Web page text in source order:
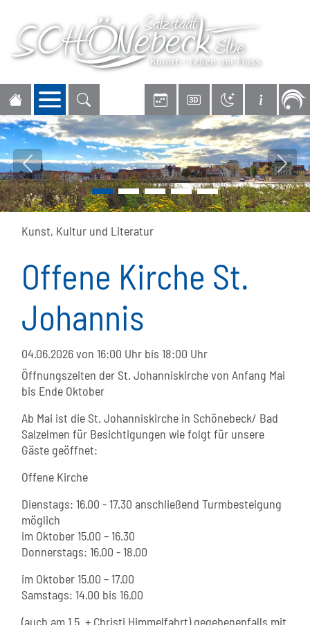
Navigation öffnen
Vorheriges Bild
Kunst, Kultur und Literatur
Offene Kirche St.
Johannis
04.06.2026von 16:00 Uhr bis 18:00 Uhr
Öffnungszeiten der St. Johanniskirche von Anfang Mai
bis Ende Oktober
Ab Mai ist die St. Johanniskirche in Schönebeck/ Bad
Salzelmen für Besichtigungen wie folgt für unsere
Gäste geöffnet:
Offene Kirche
Dienstags: 16.00 - 17.30 anschließend Turmbesteigung
möglich
im Oktober 15.00 – 16.30
Donnerstags: 16.00 - 18.00
im Oktober 15.00 – 17.00
Samstags: 14.00 bis 16.00
(auch am 1.5. + Christi Himmelfahrt) gegebenenfalls mit